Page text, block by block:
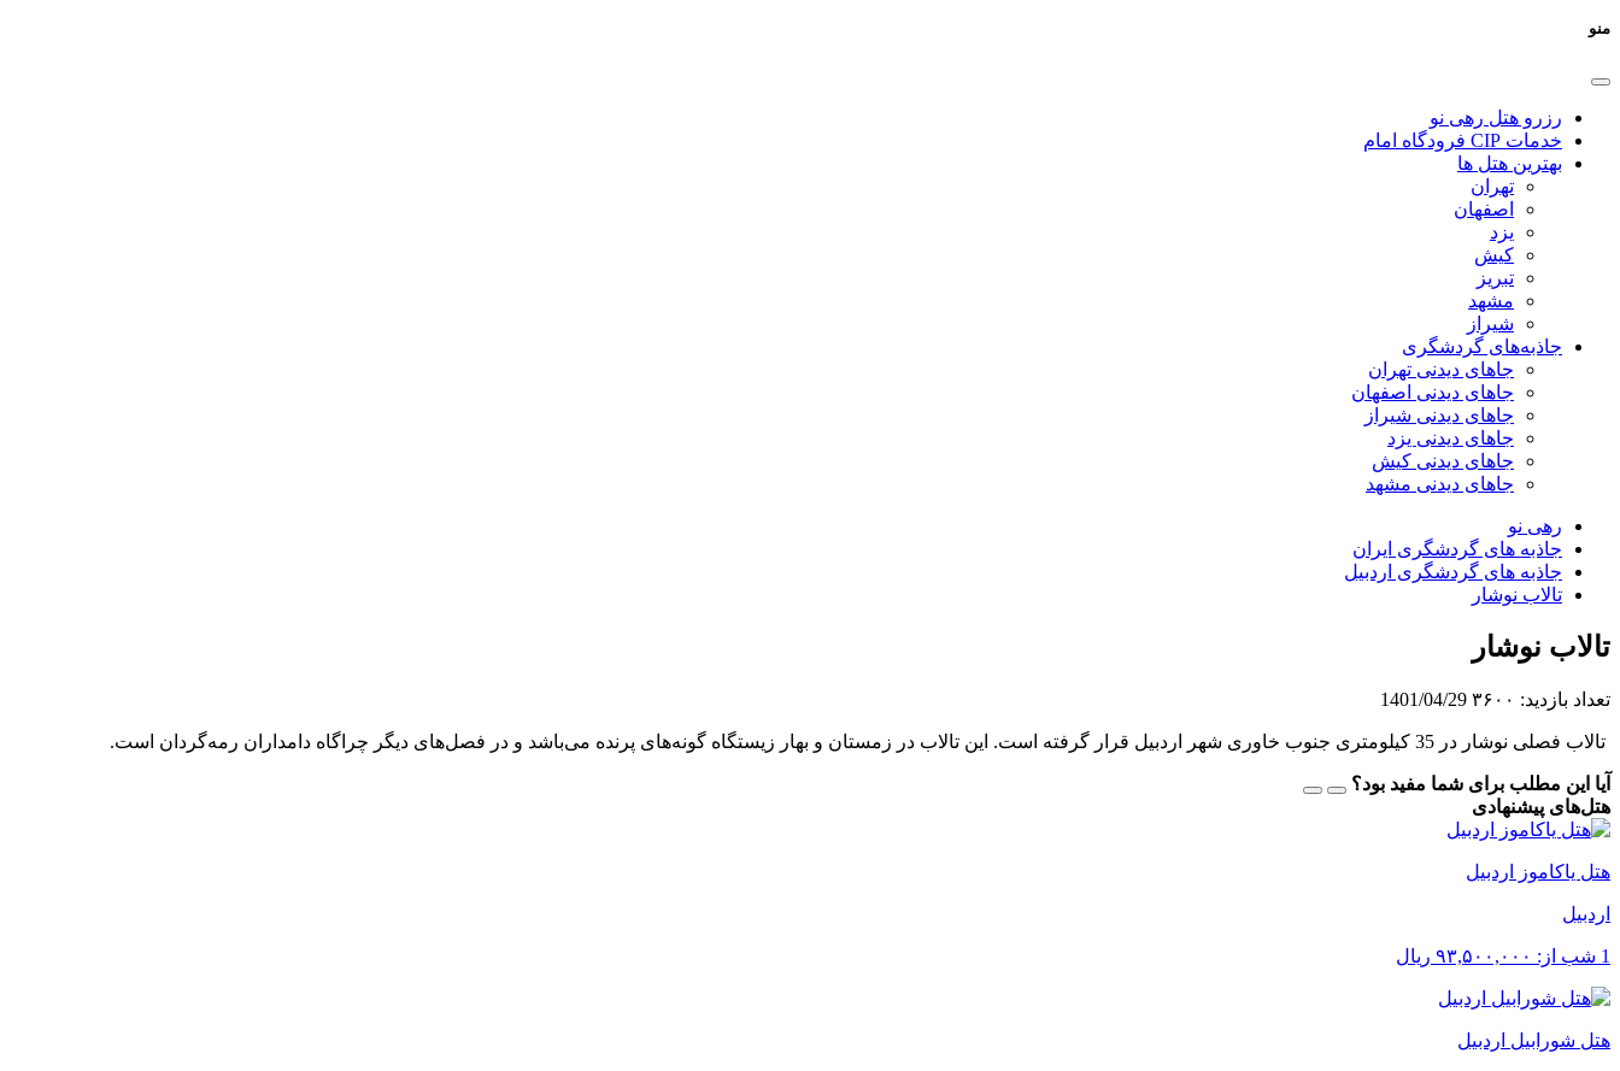
منو
رزرو هتل رهی نو
خدمات CIP فرودگاه امام
بهترین هتل ها
تهران
اصفهان
یزد
کیش
تبریز
مشهد
شیراز
جاذبه‌های گردشگری
جاهای دیدنی تهران
جاهای دیدنی اصفهان
جاهای دیدنی شیراز
جاهای دیدنی یزد
جاهای دیدنی کیش
جاهای دیدنی مشهد
رهی نو
جاذبه های گردشگری ایران
جاذبه های گردشگری اردبیل
تالاب نوشار
تالاب نوشار
تعداد بازدید: ۳۶۰۰ 1401/04/29
تالاب فصلی نوشار در 35 کیلومتری جنوب خاوری شهر اردبیل قرار گرفته است. این تالاب در زمستان و بهار زیستگاه گونه‌های پرنده می‌باشد و در فصل‌های دیگر چراگاه دامداران رمه‌گردان است.
آیا این مطلب برای شما مفید بود؟
هتل‌های پیشنهادی
هتل یاکاموز اردبیل
اردبیل
1 شب از: ۹۳,۵۰۰,۰۰۰ ریال
هتل شورابیل اردبیل